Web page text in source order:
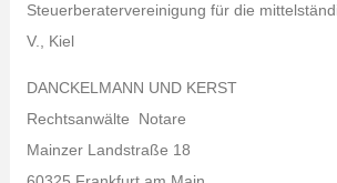
Steuerberatervereinigung für die
V., Kiel
DANCKELMANN UND KERST
Rechtsanwälte Notare
Mainzer Landstraße 18